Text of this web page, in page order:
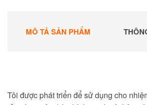
MÔ TẢ SẢN PHẨM
Tôi được phát triển để sử dụng cho